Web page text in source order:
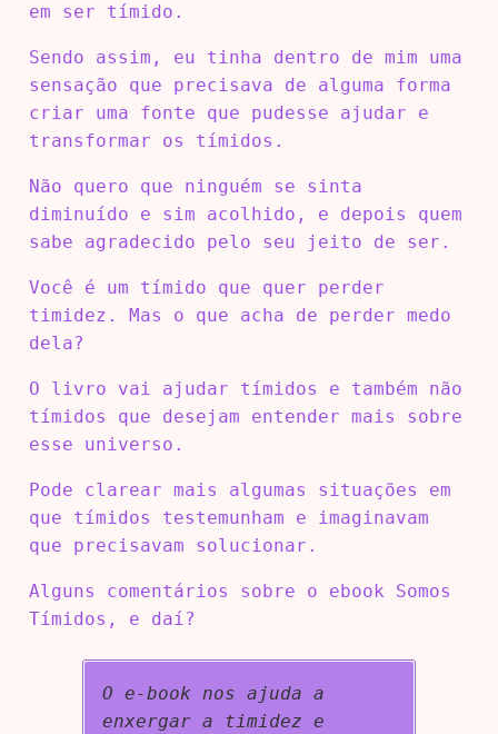
em ser tímido.
Sendo assim, eu tinha dentro de mim uma
sensação que precisava de alguma forma
criar uma fonte que pudesse ajudar e
transformar os tímidos.
Não quero que ninguém se sinta
diminuído e sim acolhido, e depois quem
sabe agradecido pelo seu jeito de ser.
Você é um tímido que quer perder
timidez. Mas o que acha de perder medo
dela?
O livro vai ajudar tímidos e também não
tímidos que desejam entender mais sobre
esse universo.
Pode clarear mais algumas situações em
que tímidos testemunham e imaginavam
que precisavam solucionar.
Alguns comentários sobre o ebook Somos
Tímidos, e daí?
O e-book nos ajuda a
enxergar a timidez e